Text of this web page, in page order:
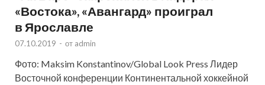
«Востока», «Авангард» проиграл
в Ярославле
07.10.2019 - от admin
Фото: Maksim Konstantinov/Global Look Press Лидер
Восточной конференции Континентальной хоккейной